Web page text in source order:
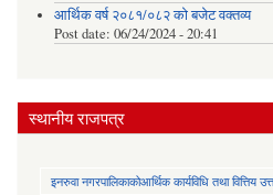
आर्थिक वर्ष २०८१/०८२ को बजेट वक्तव्य
Post date: 06/24/2024 - 20:41
स्थानीय राजपत्र
इनरुवा नगरपालिकाकोआर्थिक कार्यविधि तथा वित्तिय